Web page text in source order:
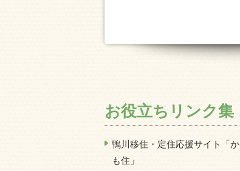
お役立ちリンク集
鴨川移住・定住応援サイト「か
も住」